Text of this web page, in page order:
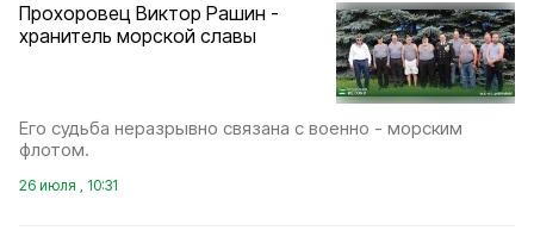
Прохоровец Виктор Рашин -
хранитель морской славы
Его судьба неразрывно связана с военно - морским
флотом.
26 июля , 10:31